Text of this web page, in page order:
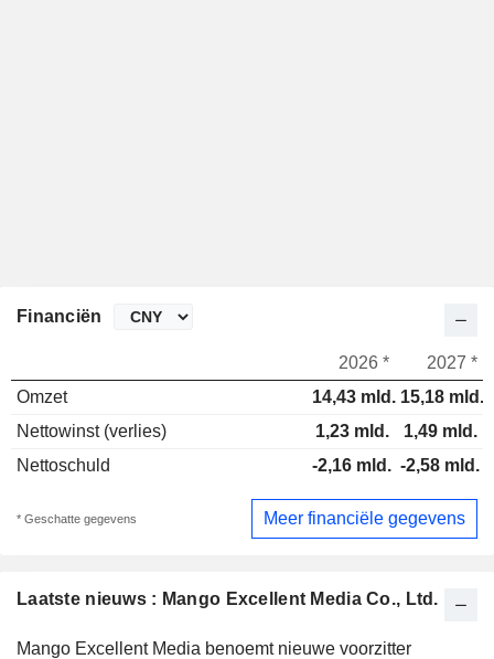
Laatste nieuws : Mango Excellent Media Co., Ltd.
Mango Excellent Media benoemt nieuwe voorzitter
Financiën
2026 *
2027 *
Omzet
14,43 mld. 15,18 mld.
Nettowinst (verlies)
1,23 mld.
1,49 mld.
Nettoschuld
-2,16 mld. -2,58 mld.
* Geschatte gegevens Meer financiële gegevens